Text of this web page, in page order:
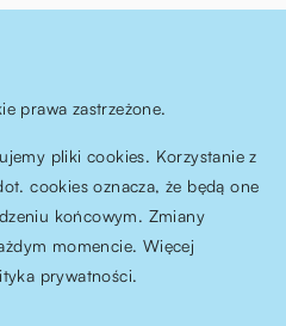
prawa zastrzeżone.
pliki cookies. Korzystanie z
cookies oznacza, że będą one
końcowym. Zmiany
momencie. Więcej
prywatności.